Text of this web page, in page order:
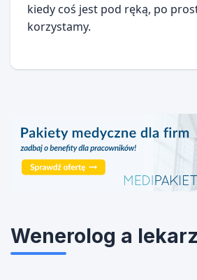
kiedy coś jest pod ręką, po
korzystamy.
Wenerolog a